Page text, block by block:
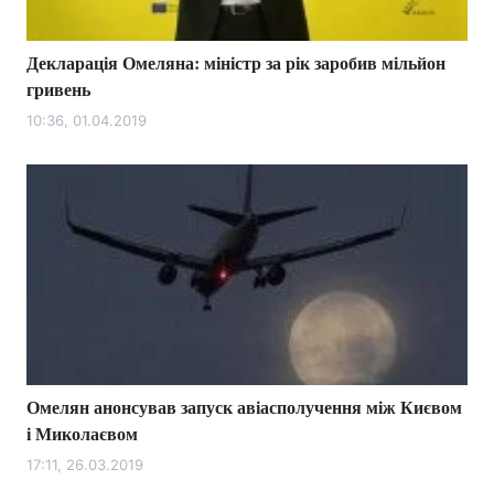
Декларація Омеляна: міністр за рік заробив мільйон
гривень
10:36, 01.04.2019
Омелян анонсував запуск авіасполучення між Києвом
і Миколаєвом
17:11, 26.03.2019